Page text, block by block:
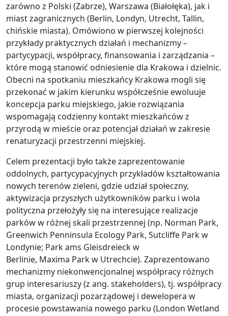
zarówno z Polski (Zabrze), Warszawa (Białołęka), jak i
miast zagranicznych (Berlin, Londyn, Utrecht, Tallin,
chińskie miasta). Omówiono w pierwszej kolejności
przykłady praktycznych działań i mechanizmy –
partycypacji, współpracy, finansowania i zarządzania –
które mogą stanowić odniesienie dla Krakowa i dzielnic.
Obecni na spotkaniu mieszkańcy Krakowa mogli się
przekonać w jakim kierunku współcześnie ewoluuje
koncepcja parku miejskiego, jakie rozwiązania
wspomagają codzienny kontakt mieszkańców z
przyrodą w mieście oraz potencjał działań w zakresie
renaturyzacji przestrzenni miejskiej.
Celem prezentacji było także zaprezentowanie
oddolnych, partycypacyjnych przykładów kształtowania
nowych terenów zieleni, gdzie udział społeczny,
aktywizacja przyszłych użytkowników parku i wola
polityczna przełożyły się na interesujące realizacje
parków w różnej skali przestrzennej (np. Norman Park,
Greenwich Penninsula Ecology Park, Sutcliffe Park w
Londynie; Park ams Gleisdreieck w
Berlinie, Maxima Park w Utrechcie). Zaprezentowano
mechanizmy niekonwencjonalnej współpracy różnych
grup interesariuszy (z ang. stakeholders), tj. współpracy
miasta, organizacji pozarządowej i dewelopera w
procesie powstawania nowego parku (London Wetland